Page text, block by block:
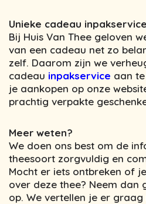
Unieke cadeau
Bij Huis Van Thee geloven
van een cadeau net zo
zelf. Daarom zijn we
cadeau inpakservice aan
je aankopen op onze
prachtig verpakte
Meer weten?
We doen ons best om de
theesoort zorgvuldig en
Mocht er iets ontbreken of
over deze thee? Neem dan
op. We vertellen je er graag